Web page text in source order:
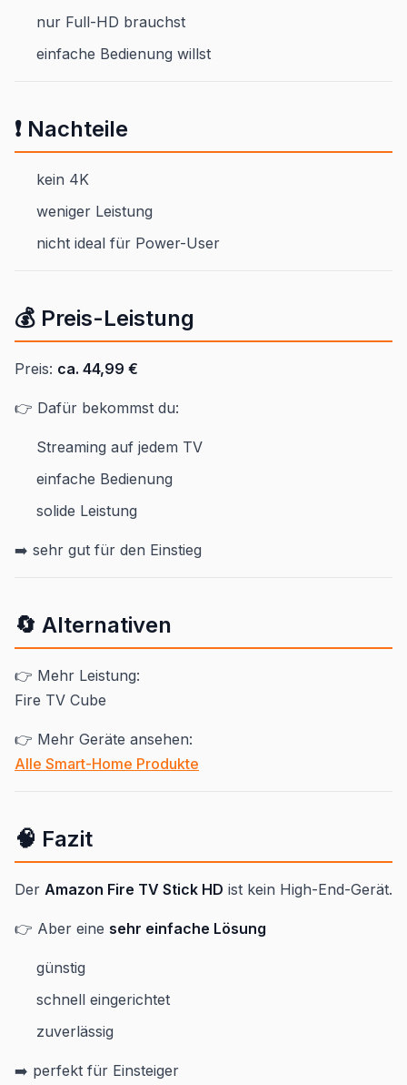
nur Full-HD brauchst
einfache Bedienung willst
❗ Nachteile
kein 4K
weniger Leistung
nicht ideal für Power-User
💰 Preis-Leistung
Preis: ca. 44,99 €
👉 Dafür bekommst du:
Streaming auf jedem TV
einfache Bedienung
solide Leistung
➡️ sehr gut für den Einstieg
🔄 Alternativen
👉 Mehr Leistung:
Fire TV Cube
👉 Mehr Geräte ansehen:
Alle Smart-Home Produkte
🧠 Fazit
Der Amazon Fire TV Stick HD ist kein High-End-Gerät.
👉 Aber eine sehr einfache Lösung
günstig
schnell eingerichtet
zuverlässig
➡️ perfekt für Einsteiger